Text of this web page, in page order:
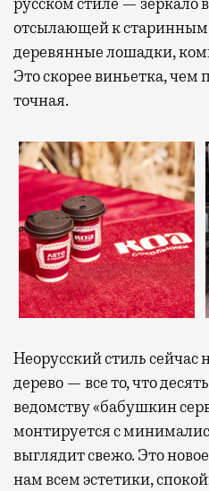
отсылающей к
деревянные лошадки,
Это скорее виньетка, чем
точная.
Неорусский стиль сейчас
дерево — все то, что
ведомству «бабушкин
монтируется с
выглядит свежо. Это
нам всем эстетики,